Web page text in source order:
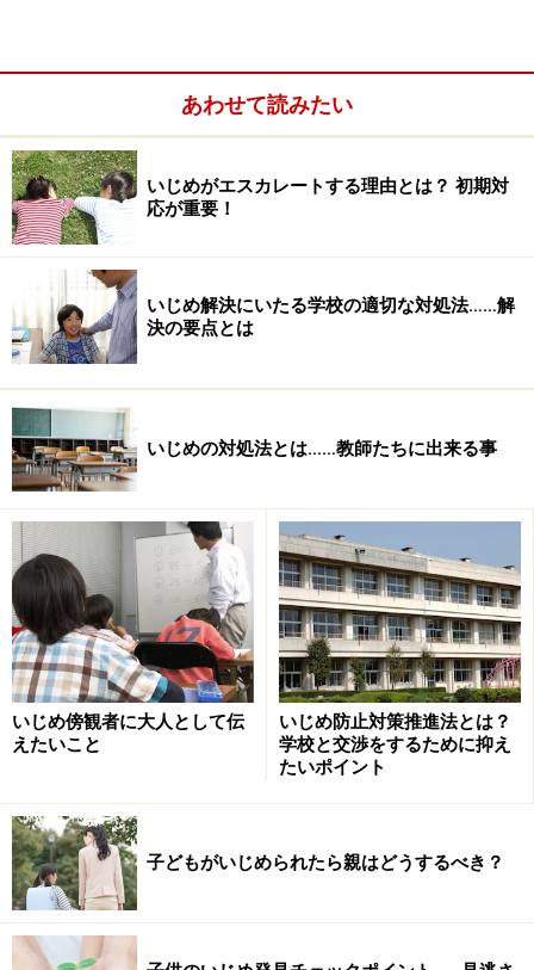
いじめの報告を受けてから、いじめ加害者に事情を聴く
ときには「この事態を心配している人から報告があっ
た」で教師全員で統一します。本人、親、友人など報告
が誰からあっても、統一をして、「チクった」と言って
報復したり、加害者やその親が「誰がそんなことを言っ
たのか」と言いがかりをつけるということを防止するた
めにも、教師の対応を統一しておく必要があります。
加害者を同時に呼び出し、15分間の事情聴
加害者を同時に一対一で
複数の教員が、加害生徒を同時に、別の部屋 で一対一で
対応します。これは、加害者同志で口裏を合わせて、い
あわせて読みたい
いじめがエスカレートする理由とは？ 初期対
応が重要！
いじめ解決にいたる学校の適切な対処法……解
決の要点とは
いじめの対処法とは……教師たちに出来る事
いじめ傍観者に大人として伝
えたいこと
いじめ防止対策推進法とは？
学校と交渉をするために抑え
たいポイント
子どもがいじめられたら親はどうするべき？